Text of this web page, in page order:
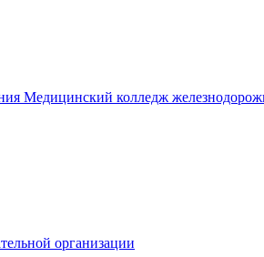
Медицинский колледж
организации